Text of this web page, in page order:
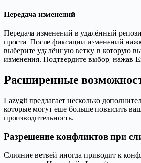
Передача изменений
Передача изменений в удалённый
проста. После фиксации изменений
выберите удалённую ветку, в которую
изменения. Подтвердите выбор, нажав
Расширенные
Lazygit предлагает несколько
которые могут еще больше повысить
производительность.
Разрешение конфликтов при
Слияние ветвей иногда приводит к